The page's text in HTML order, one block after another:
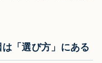
「選び方」にある